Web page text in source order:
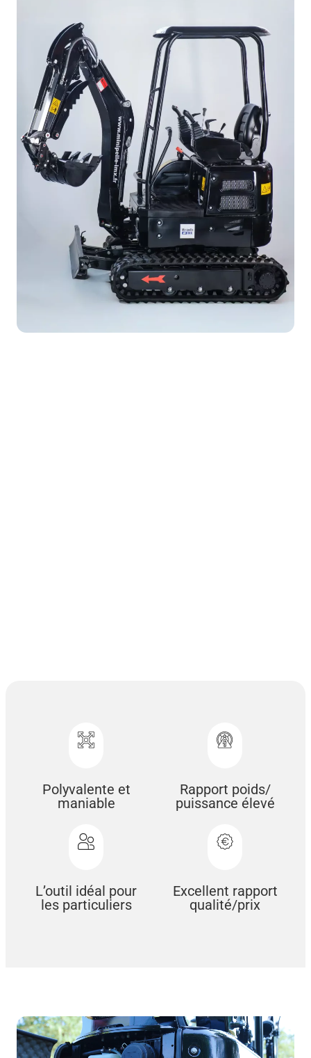
Polyvalente et
maniable
Rapport poids/
puissance élevé
L’outil idéal pour
les particuliers
Excellent rapport
qualité/prix